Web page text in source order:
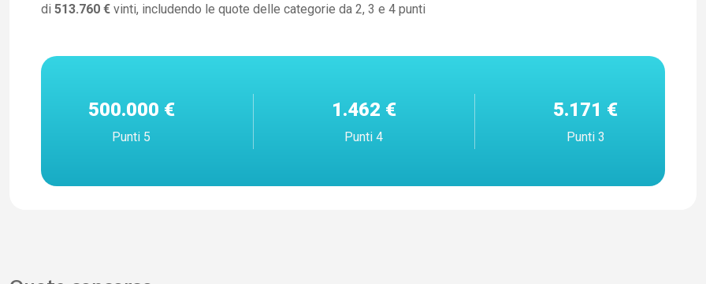
di 513.760 € vinti, includendo le quote delle categorie da 2, 3 e 4 punti
500.000 €
Punti 5
1.462 €
Punti 4
5.171 €
Punti 3